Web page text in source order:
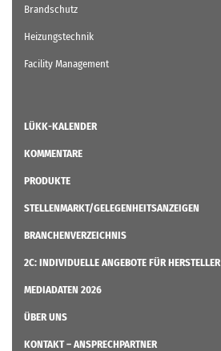
Brandschutz
Heizungstechnik
Facility Management
LÜKK-KALENDER
KOMMENTARE
PRODUKTE
STELLENMARKT/GELEGENHEITSANZEIGEN
BRANCHENVERZEICHNIS
2C: INDIVIDUELLE ANGEBOTE FÜR HERSTELLER
MEDIADATEN 2026
ÜBER UNS
KONTAKT – ANSPRECHPARTNER